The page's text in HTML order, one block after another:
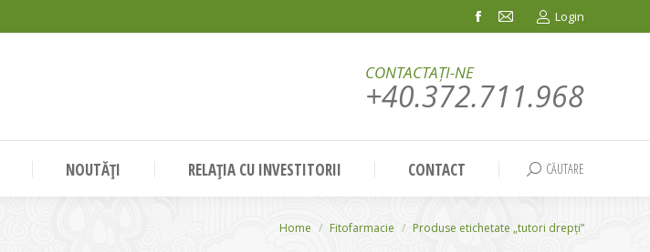
Facebook
in
window
Mail
in
window
Login
CONTACTAȚI-NE
+40.372.711.968
NOUTĂȚI RELAȚIA CU INVESTITORII CONTACT Search:
CĂUTARE
You are here:
Home Fitofarmacie Produse etichetate „tutori drepți”